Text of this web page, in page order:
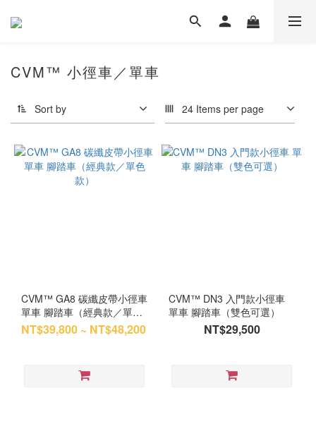
CVM™ 小徑車／單車
Sort by 24 Items per page
CVM™ GA8 碳纖皮帶小徑車
單車 腳踏車（經典款／單色
款）
NT$39,800 ~ NT$48,200
CVM™ DN3 入門款小徑車
單車 腳踏車（雙色可選）
NT$29,500